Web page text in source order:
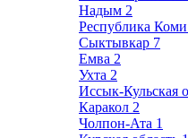
Надым 2
Республика Коми
Сыктывкар 7
Емва 2
Ухта 2
Иссык-Кульская
Каракол 2
Чолпон-Ата 1